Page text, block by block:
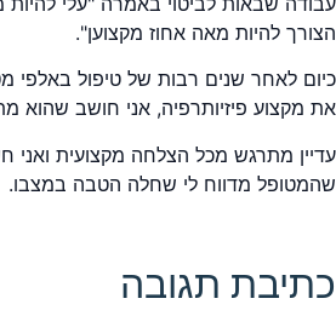
הצורך להיות מאה אחוז מקצוען".
כיום לאחר שנים רבות של טיפול באלפי
את מקצוע פיזיותרפיה, אני חושב שהוא
עדיין מתרגש מכל הצלחה מקצועית ואני
שהמטופל מדווח לי שחלה הטבה במצבו.
כתיבת תגובה